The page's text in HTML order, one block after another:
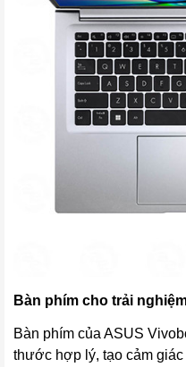
Bàn phím cho trải
Bàn phím của ASUS
thước hợp lý, tạo cảm